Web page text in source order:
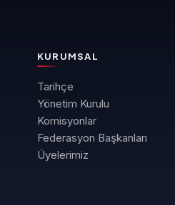
KURUMSAL
Tarihçe
Yönetim Kurulu
Komisyonlar
Federasyon Başkanları
Üyelerimiz